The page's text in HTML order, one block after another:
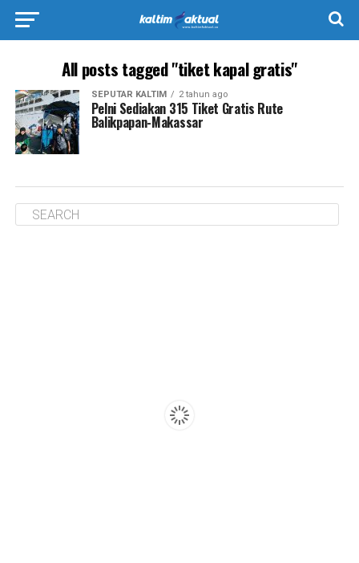
All posts tagged "tiket kapal gratis"
SEPUTAR KALTIM 2 tahun ago
Pelni Sediakan 315 Tiket Gratis Rute
Balikpapan-Makassar